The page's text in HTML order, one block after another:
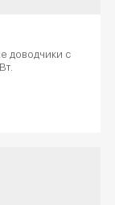
доводчики с